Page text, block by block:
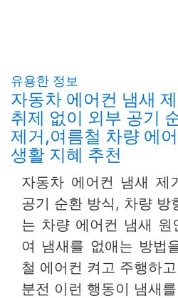
유용한 정보
자동차 에어컨 냄새
취제 없이 외부 공기
제거,여름철 차량 에
생활 지혜 추천
자동차 에어컨 냄새 제
공기 순환 방식, 차량 방
는 차량 에어컨 냄새 원
여 냄새를 없애는 방법
철 에어컨 켜고 주행하
분전 이런 행동이 냄새